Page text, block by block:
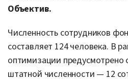
Объектив.
Численность сотрудников
составляет 124 человека. В
оптимизации предусмотрено
штатной численности — 12